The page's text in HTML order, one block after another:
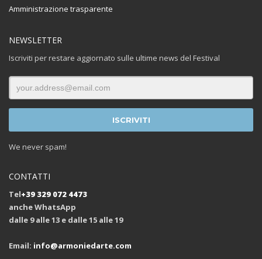
Amministrazione trasparente
NEWSLETTER
Iscriviti per restare aggiornato sulle ultime news del Festival
We never spam!
CONTATTI
Tel+39 329 072 4473
anche WhatsApp
dalle 9 alle 13 e dalle 15 alle 19
Email: info@armoniedarte.com